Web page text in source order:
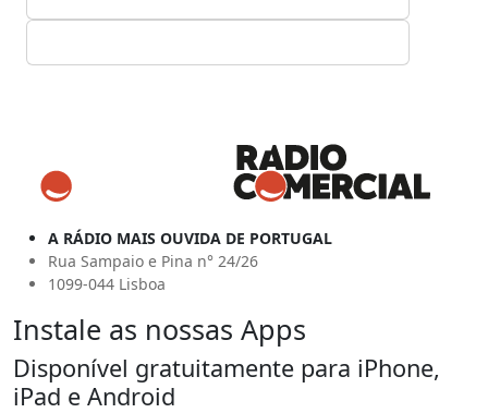
A RÁDIO MAIS OUVIDA DE PORTUGAL
Rua Sampaio e Pina n° 24/26
1099-044 Lisboa
Instale as nossas Apps
Disponível gratuitamente para iPhone,
iPad e Android